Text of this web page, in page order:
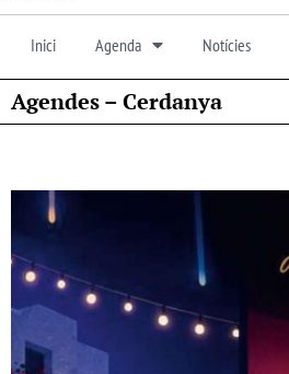
Inici Agenda Notícies
Agendes – Cerdanya